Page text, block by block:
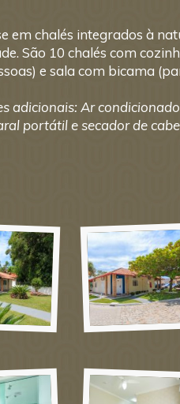
em chalés integrados à
São 10 chalés com
e sala com bicama
adicionais: Ar
portátil e secador de